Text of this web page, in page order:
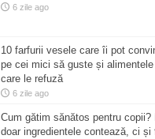
6 zile ago
10 farfurii vesele care îi pot
pe cei mici să guste și
care le refuză
6 zile ago
Cum gătim sănătos pentru copii?
doar ingredientele contează, ci și